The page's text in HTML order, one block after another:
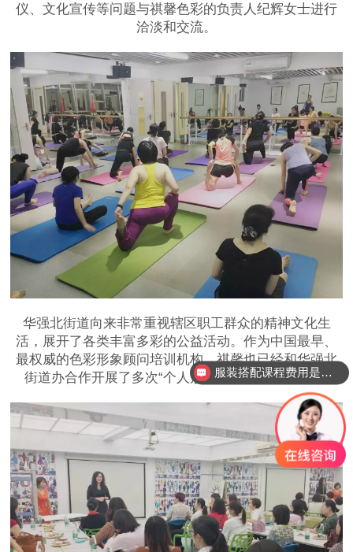
仪、文化宣传等问题与祺馨色彩的负责人纪辉女士进行
洽淡和交流。
华强北街道向来非常重视辖区职工群众的精神文化生
活，展开了各类丰富多彩的公益活动。作为中国最早、
最权威的色彩形象顾问培训机构，祺馨也已经和华强北
街道办合作开展了多次“个人形象提升和礼仪讲座”。服装搭配课程费用是多少？